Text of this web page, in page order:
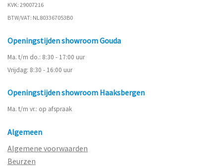
KVK: 29007216
BTW/VAT: NL803367053B0
Openingstijden showroom Gouda
Ma. t/m do.: 8:30 - 17:00 uur
Vrijdag: 8:30 - 16:00 uur
Openingstijden showroom Haaksbergen
Ma. t/m vr.: op afspraak
Algemeen
Algemene voorwaarden
Beurzen